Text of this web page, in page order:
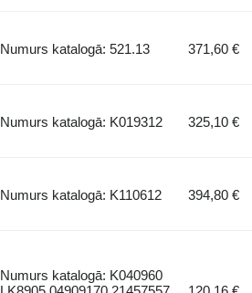
Numurs katalogā: 521.13 371,60 €
Numurs katalogā: K019312 325,10 €
Numurs katalogā: K110612 394,80 €
Numurs katalogā: K040960